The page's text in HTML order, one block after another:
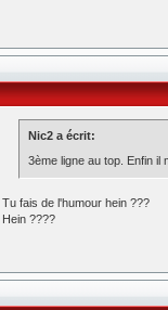
Nic2 a écrit:
3ème ligne au top. Enfin il
Tu fais de l'humour hein ???
Hein ????